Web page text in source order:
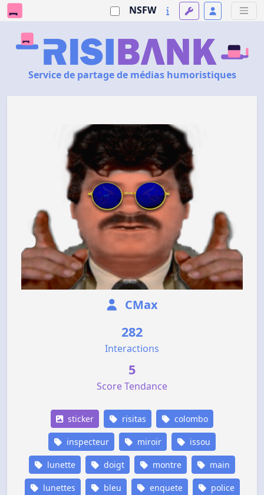
NSFW
Service de partage de médias humoristiques
CMax
282
Interactions
5
Score Tendance
sticker risitas colombo
inspecteur miroir issou
lunette doigt montre main
lunettes bleu enquete police